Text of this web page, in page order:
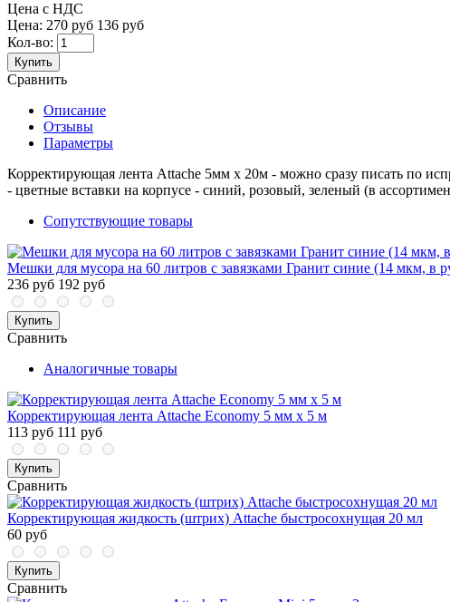
Цена с НДС
Цена: 270 руб 136 руб
Кол-во:
Купить
Сравнить
Описание
Отзывы
Параметры
Корректирующая лента Attache 5мм x 20м - можно сразу писать по
- цветные вставки на корпусе - синий, розовый, зеленый (в
Сопутствующие товары
Мешки для мусора на 60 литров с завязками Гранит синие (14 мкм, в
236 руб 192 руб
Купить
Сравнить
Аналогичные товары
Корректирующая лента Attache Economy 5 мм x 5 м
113 руб 111 руб
Купить
Сравнить
Корректирующая жидкость (штрих) Attache быстросохнущая 20 мл
60 руб
Купить
Сравнить